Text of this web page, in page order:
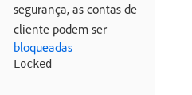
segurança, as contas de
cliente podem ser
bloqueadas
Locked